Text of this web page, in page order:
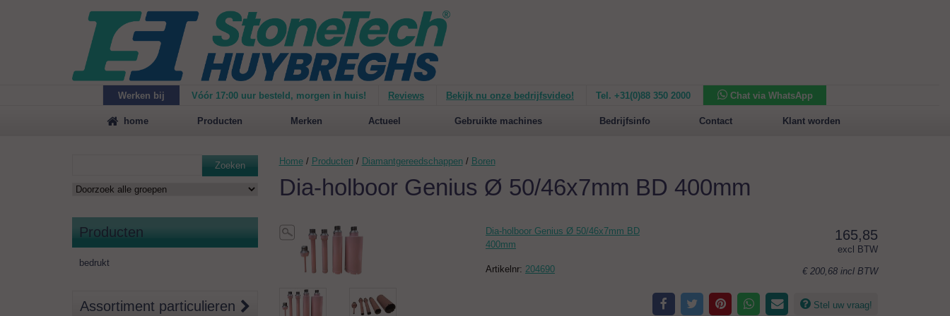
Werken bij Vóór 17:00 uur besteld, morgen in huis! Reviews Bekijk nu onze bedrijfsvideo! Tel. +31(0)88 350 2000
Chat via WhatsApp
Maak
vrijblijvend een afspraak voor een demonstratie van de Mirage 1500 Nieuw op de website: selecteer nu op merken! Nieuw in het assortiment: Sansone Collection
home Producten Merken Actueel Gebruikte machines Bedrijfsinfo Contact Klant worden
Zoeken
Producten
bedrukt
Assortiment particulieren
Home / Producten/ Diamantgereedschappen/ Boren
Dia-holboor Genius Ø 50/46x7mm BD 400mm
Dia-holboor Genius Ø 50/46x7mm BD
400mm
Artikelnr: 204690
165,85
excl BTW
€ 200,68 incl BTW
Stel uw vraag!